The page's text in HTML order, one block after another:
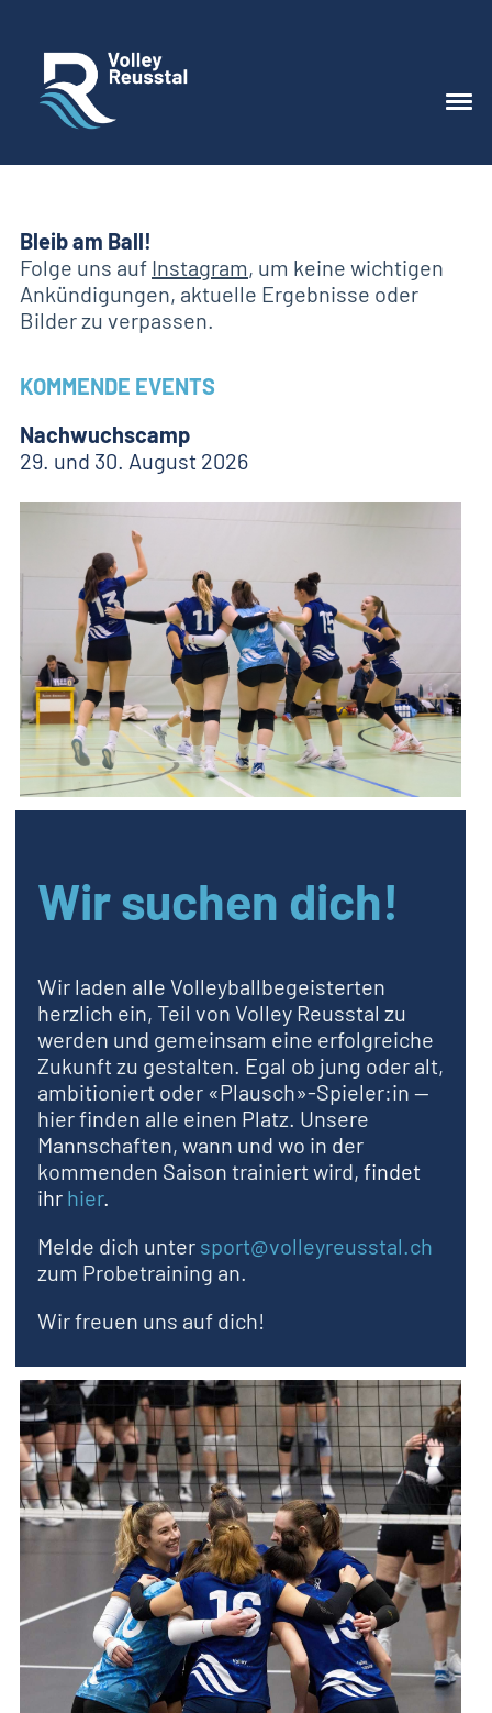
Bleib am Ball!
Folge uns auf Instagram, um keine wichtigen
Ankündigungen, aktuelle Ergebnisse oder
Bilder zu verpassen.
KOMMENDE EVENTS
Nachwuchscamp
29. und 30. August 2026
Wir suchen dich!
Wir laden alle Volleyballbegeisterten
herzlich ein, Teil von Volley Reusstal zu
werden und gemeinsam eine erfolgreiche
Zukunft zu gestalten. Egal ob jung oder alt,
ambitioniert oder «Plausch»-Spieler:in —
hier finden alle einen Platz. Unsere
Mannschaften, wann und wo in der
kommenden Saison trainiert wird, findet
ihr hier.
Melde dich unter sport@volleyreusstal.ch
zum Probetraining an.
Wir freuen uns auf dich!